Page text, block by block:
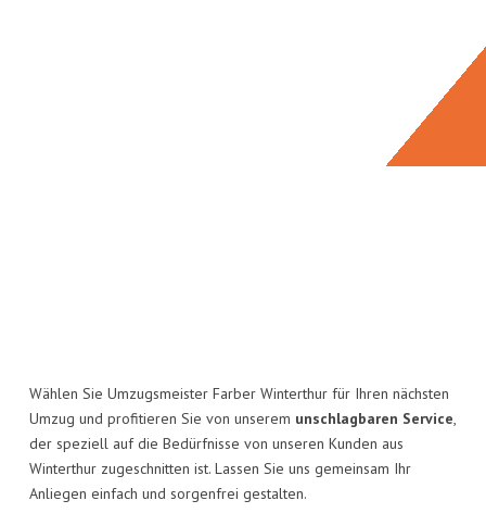
Wählen Sie Umzugsmeister Farber Winterthur für Ihren nächsten
Umzug und profitieren Sie von unserem unschlagbaren Service,
der speziell auf die Bedürfnisse von unseren Kunden aus
Winterthur zugeschnitten ist. Lassen Sie uns gemeinsam Ihr
Anliegen einfach und sorgenfrei gestalten.